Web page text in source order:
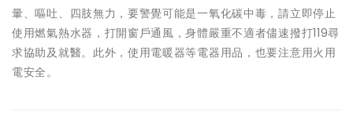
暈、嘔吐、四肢無力，要警覺可能是一氧化碳中毒，請立即停止
使用燃氣熱水器，打開窗戶通風，身體嚴重不適者儘速撥打119尋
求協助及就醫。此外，使用電暖器等電器用品，也要注意用火用
電安全。